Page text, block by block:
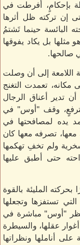
بإحكامٍ، أفرطت في
إن تركته ظل أثرها
البائسة حينما تَشتمُ
مثلها بل يكاد يفوقها
صالحها.
اللامعة إلى أن وصلت
مكانه، تعمدت التغنج
تدير أعناق الرجال
وقف "أوس" في
مد يده لمصافحتها في
تصرفه معها كان
ولم تخفِ تهكمها
حتى أطبق عليها
المليئة بالقوة
تستفزها وتجعلها
نظر "أوس" مباشرة في
عقلها، والسيطرة
أناملها ونظراتها